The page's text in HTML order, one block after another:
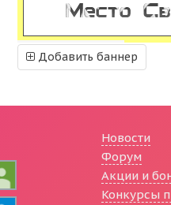
Добавить баннер
Новости
Форум
Акции и
Конкурсы